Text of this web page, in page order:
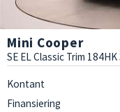
Mini Cooper
SE EL Classic Trim
Kontant
Finansiering